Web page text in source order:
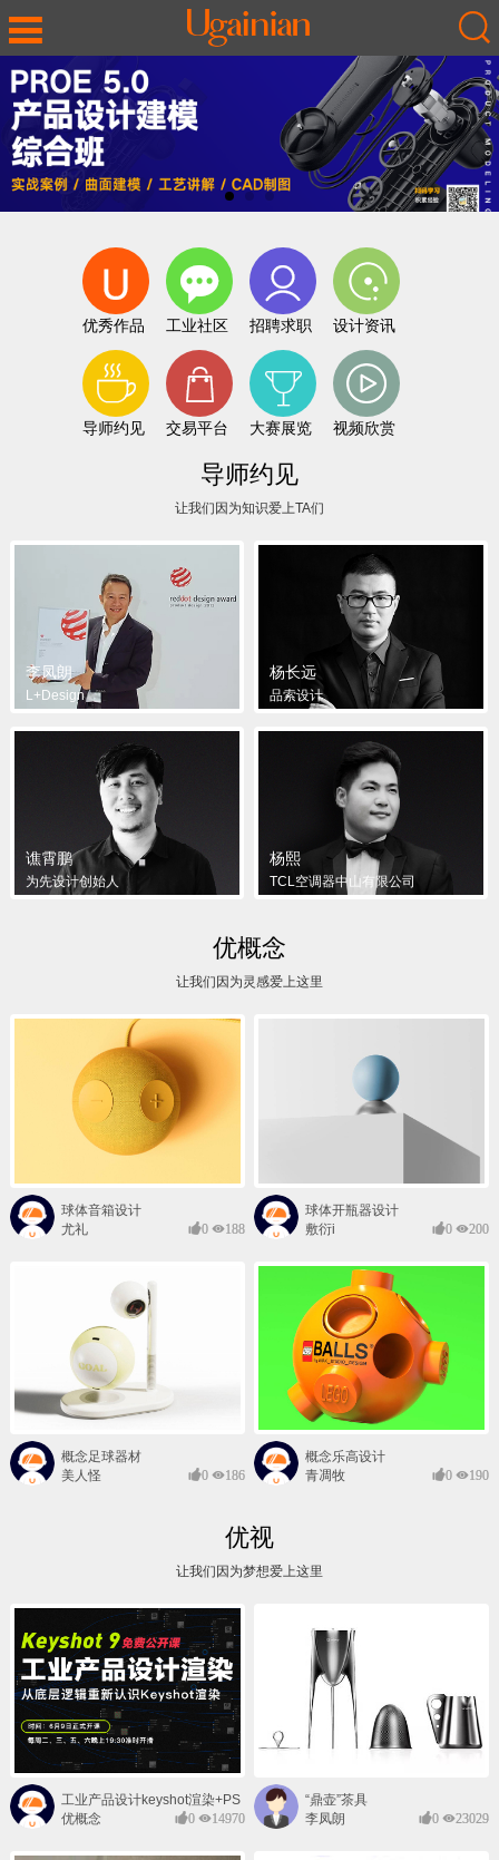
优秀作品 工业社区 招聘求职 设计资讯
导师约见 交易平台 大赛展览 视频欣赏
导师约见
让我们因为知识爱上TA们
李凤朗
L+Design
杨长远
品索设计
谯霄鹏
为先设计创始人
杨熙
TCL空调器中山有限公司
优概念
让我们因为灵感爱上这里
球体音箱设计
尤礼
0 188
球体开瓶器设计
敷衍i
0 200
概念足球器材
美人怪
0 186
概念乐高设计
青凋牧
0 190
优视
让我们因为梦想爱上这里
工业产品设计keyshot渲染+PS
后期班
优概念 0 14970
“鼎壶”茶具
李凤朗
0 23029